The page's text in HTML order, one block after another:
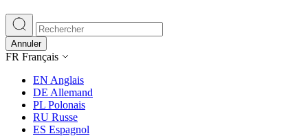
Annuler
FR Français
EN Anglais
DE Allemand
PL Polonais
RU Russe
ES Espagnol